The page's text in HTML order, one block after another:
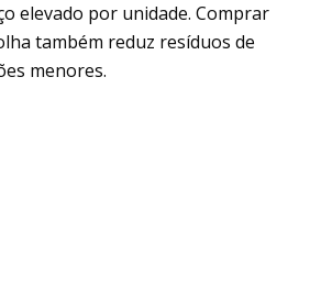
elevado por unidade. Comprar
também reduz resíduos de
menores.